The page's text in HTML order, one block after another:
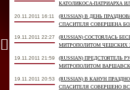
КАТОЛИКОСА-ПАТРИАРХА
20.11.2011 16:11
(RUSSIAN) В ДЕНЬ
СПАСИТЕЛЯ СОВЕРШЕНА
19.11.2011 22:27
(RUSSIAN) СОСТОЯЛАСЬ
МИТРОПОЛИТОМ ЧЕШСКИХ
19.11.2011 21:59
(RUSSIAN)
МИТРОПОЛИТОМ
19.11.2011 20:53
(RUSSIAN) В КАНУН
СПАСИТЕЛЯ СОВЕРШЕНО